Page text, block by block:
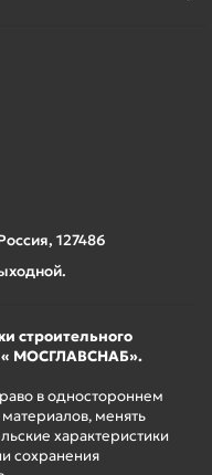
127486
строительного
« МОСГЛАВСНАБ».
в одностороннем
менять
характеристики
сохранения